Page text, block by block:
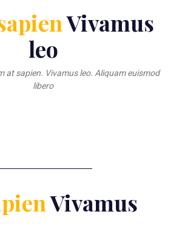
Vivamus
leo
at sapien. Vivamus leo. Aliquam euismod
libero
Vivamus